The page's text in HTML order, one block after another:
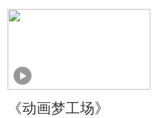
《动画梦工场》